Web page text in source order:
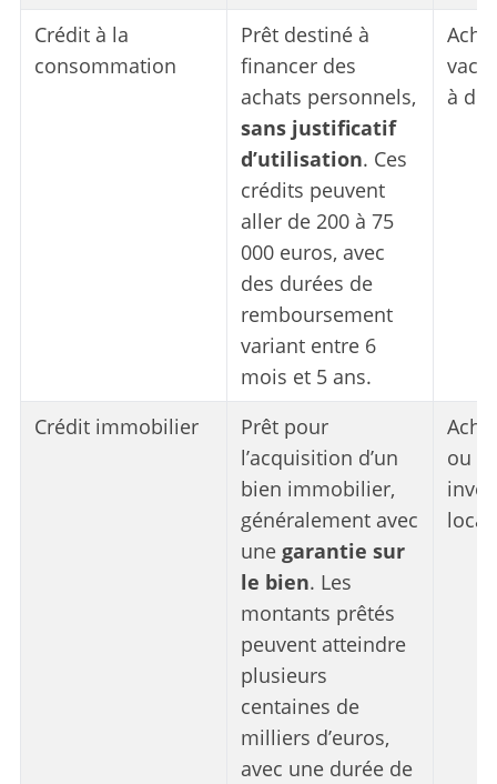
Crédit à la
consommation
Prêt destiné à
financer des
achats personnels,
sans justificatif
d’utilisation. Ces
crédits peuvent
aller de 200 à 75
000 euros, avec
des durées de
remboursement
variant entre 6
mois et 5 ans.
à
Crédit immobilier
Prêt pour
l’acquisition d’un
bien immobilier,
généralement avec
une garantie sur
le bien. Les
montants prêtés
peuvent atteindre
plusieurs
centaines de
milliers d’euros,
avec une durée de
ou